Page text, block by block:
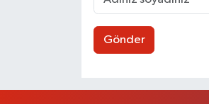
Gönder